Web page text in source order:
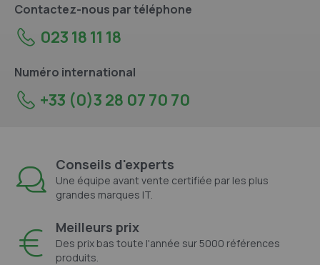
Contactez-nous par téléphone
023 18 11 18
Numéro international
+33 (0)3 28 07 70 70
Conseils d'experts
Une équipe avant vente certifiée par les plus
grandes marques IT.
Meilleurs prix
Des prix bas toute l'année sur 5000 références
produits.